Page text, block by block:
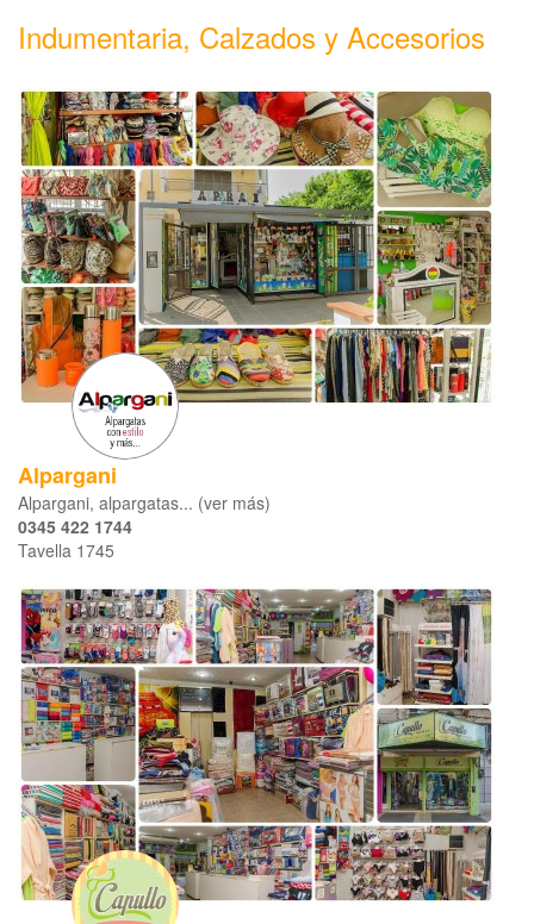
Indumentaria, Calzados y Accesorios
Alpargani
Alpargani, alpargatas... (ver más)
0345 422 1744
Tavella 1745